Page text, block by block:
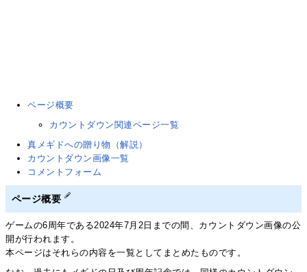
ページ概要
カウントダウン関連ページ一覧
真メギドへの贈り物（解説）
カウントダウン画像一覧
コメントフォーム
ページ概要
ゲームの6周年である2024年7月2日までの間、カウントダウン画像の公
開が行われます。
本ページはそれらの内容を一覧としてまとめたものです。